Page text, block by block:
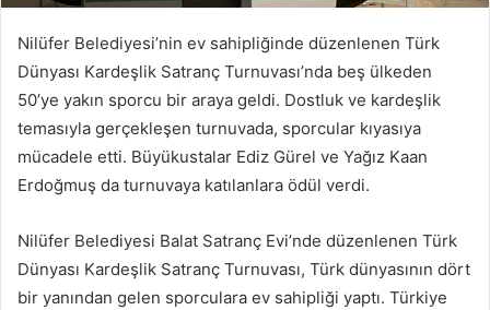
Nilüfer Belediyesi’nin ev sahipliğinde düzenlenen Türk
Dünyası Kardeşlik Satranç Turnuvası’nda beş ülkeden
50’ye yakın sporcu bir araya geldi. Dostluk ve kardeşlik
temasıyla gerçekleşen turnuvada, sporcular kıyasıya
mücadele etti. Büyükustalar Ediz Gürel ve Yağız Kaan
Erdoğmuş da turnuvaya katılanlara ödül verdi.
Nilüfer Belediyesi Balat Satranç Evi’nde düzenlenen Türk
Dünyası Kardeşlik Satranç Turnuvası, Türk dünyasının dört
bir yanından gelen sporculara ev sahipliği yaptı. Türkiye